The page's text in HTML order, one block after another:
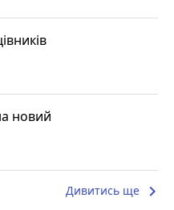
новий
Дивитись ще keyboard_arrow_right